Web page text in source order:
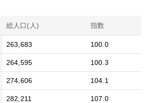
総人口(人) 指数
263,683 100.0
264,595 100.3
274,606 104.1
282,211 107.0